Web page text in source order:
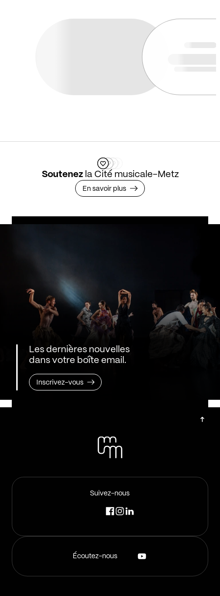
Soutenezla Cité musicale-Metz
En savoir plus
Les dernières nouvelles
dans votre boîte email.
Inscrivez-vous
Suivez-nous
Écoutez-nous